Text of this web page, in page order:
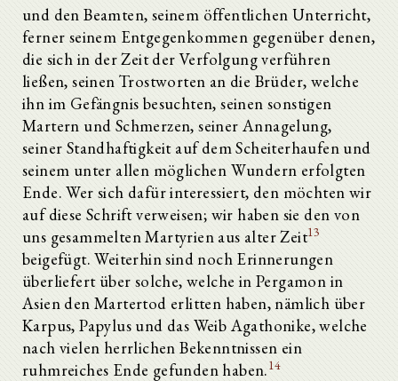
und den Beamten, seinem öffentlichen Unterricht,
ferner seinem Entgegenkommen gegenüber denen,
die sich in der Zeit der Verfolgung verführen
ließen, seinen Trostworten an die Brüder, welche
ihn im Gefängnis besuchten, seinen sonstigen
Martern und Schmerzen, seiner Annagelung,
seiner Standhaftigkeit auf dem Scheiterhaufen und
seinem unter allen möglichen Wundern erfolgten
Ende. Wer sich dafür interessiert, den möchten wir
auf diese Schrift verweisen; wir haben sie den von
uns gesammelten Martyrien aus alter Zeit13
beigefügt. Weiterhin sind noch Erinnerungen
überliefert über solche, welche in Pergamon in
Asien den Martertod erlitten haben, nämlich über
Karpus, Papylus und das Weib Agathonike, welche
nach vielen herrlichen Bekenntnissen ein
ruhmreiches Ende gefunden haben.14